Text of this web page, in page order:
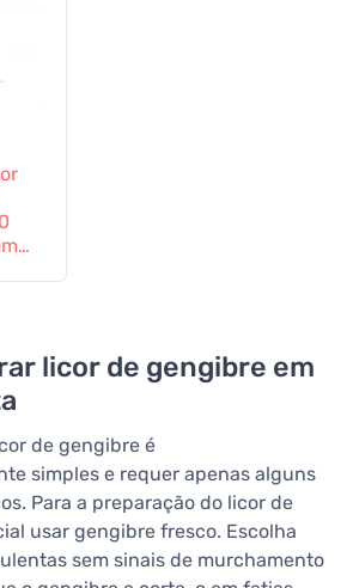
licor de gengibre em
de gengibre é
simples e requer apenas alguns
Para a preparação do licor de
usar gengibre fresco. Escolha
sem sinais de murchamento